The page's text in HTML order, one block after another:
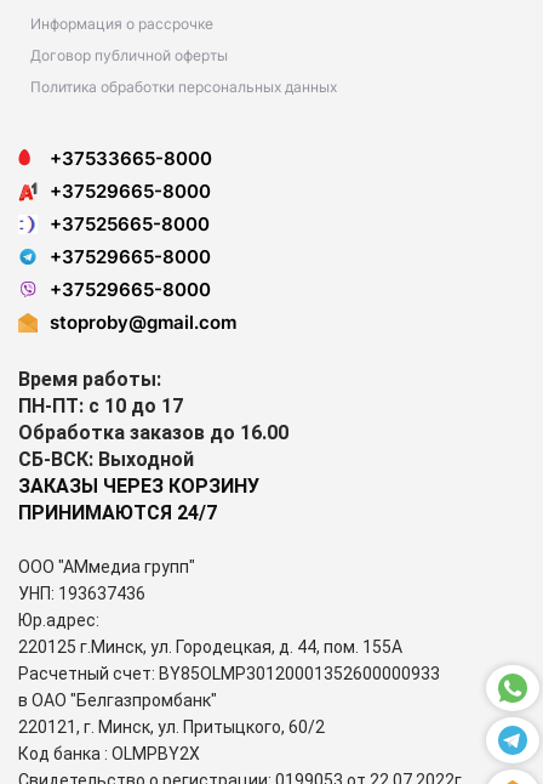
Информация о рассрочке
Договор публичной оферты
Политика обработки персональных данных
+37533665-8000
+37529665-8000
+37525665-8000
+37529665-8000
+37529665-8000
stoproby@gmail.com
Время работы:
ПН-ПТ: с 10 до 17
Обработка заказов до 16.00
СБ-ВСК: Выходной
ЗАКАЗЫ ЧЕРЕЗ КОРЗИНУ
ПРИНИМАЮТСЯ 24/7
ООО "АМмедиа групп"
УНП: 193637436
Юр.адрес:
220125 г.Минск, ул. Городецкая, д. 44, пом. 155А
Расчетный счет: BY85OLMP30120001352600000933
в ОАО "Белгазпромбанк"
220121, г. Минск, ул. Притыцкого, 60/2
Код банка : OLMPBY2X